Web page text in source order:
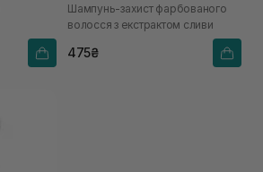
100 мл
Шампунь-захист фарбованого
волосся з екстрактом сливи
475₴